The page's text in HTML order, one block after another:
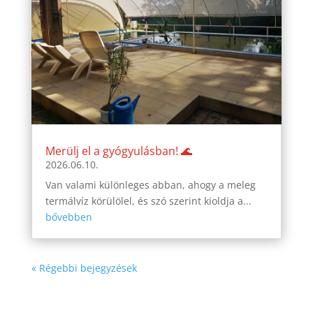
Merülj el a gyógyulásban! 🌊
2026.06.10.
Van valami különleges abban, ahogy a meleg
termálvíz körülölel, és szó szerint kioldja a...
bővebben
« Régebbi bejegyzések